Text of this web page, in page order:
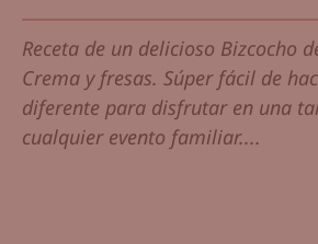
Receta de un delicioso Bizcocho
Crema y fresas. Súper fácil de
diferente para disfrutar en una
cualquier evento familiar....